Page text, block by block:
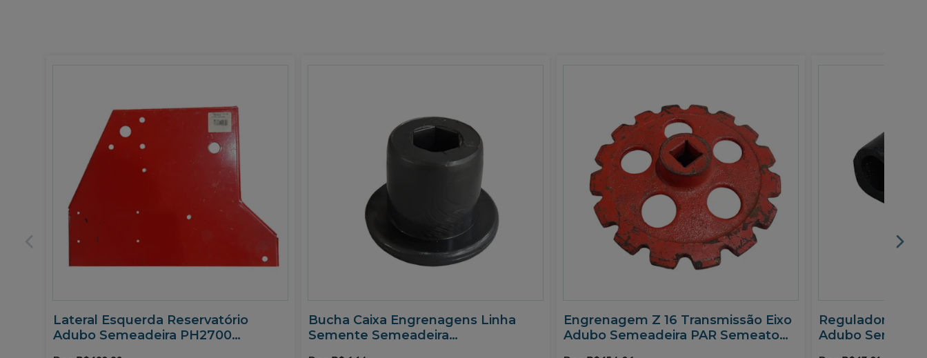
Lateral Esquerda Reservatório
Adubo Semeadeira PH2700
Bucha Caixa Engrenagens Linha
Semente Semeadeira
Engrenagem Z 16 Transmissão Eixo
Adubo Semeadeira PAR Semeato
Regulador
Adubo